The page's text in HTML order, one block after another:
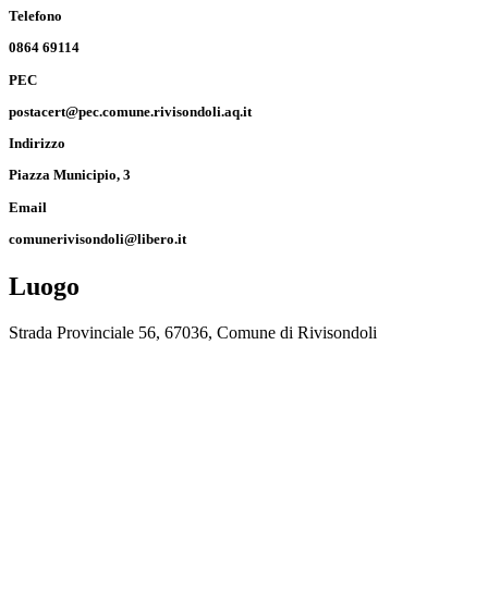
Telefono
0864 69114
PEC
postacert@pec.comune.rivisondoli.aq.it
Indirizzo
Piazza Municipio, 3
Email
comunerivisondoli@libero.it
Luogo
Strada Provinciale 56, 67036, Comune di Rivisondoli